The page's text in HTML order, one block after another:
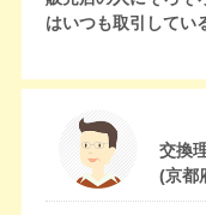
はいつも取引してい
交換
(京都